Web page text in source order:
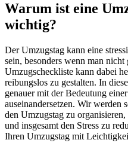
Warum ist eine
wichtig?
Der Umzugstag kann eine
sein, besonders wenn man
Umzugscheckliste kann dabei
reibungslos zu gestalten. In
genauer mit der Bedeutung
auseinandersetzen. Wir werden
den Umzugstag zu
und insgesamt den Stress zu
Ihren Umzugstag mit